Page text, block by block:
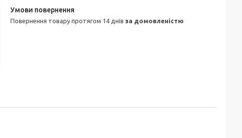
повернення товару протягом 14 днів за домовленістю